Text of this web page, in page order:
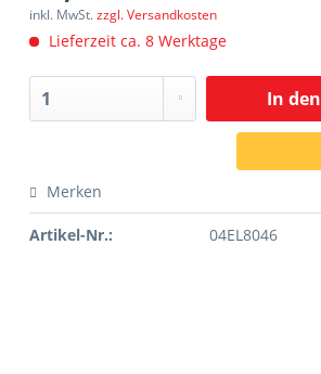
inkl. MwSt.zzgl. Versandkosten
Lieferzeit ca. 8 Werktage
In den
Merken
Artikel-Nr.: 04EL8046